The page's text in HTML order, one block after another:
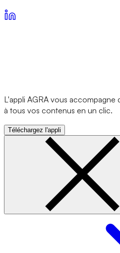
L'appli AGRA vous
à tous vos contenus en un clic.
Téléchargez l'appli